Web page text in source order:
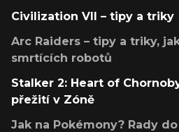
Civilization VII – tipy a triky
Arc Raiders – tipy a triky,
smrtících robotů
Stalker 2: Heart of
přežití v Zóně
Jak na Pokémony? Rady